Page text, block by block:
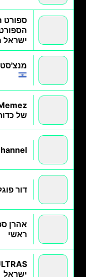
ספורט
ישראל
של
דור
אהרן
ראשי
ישראל